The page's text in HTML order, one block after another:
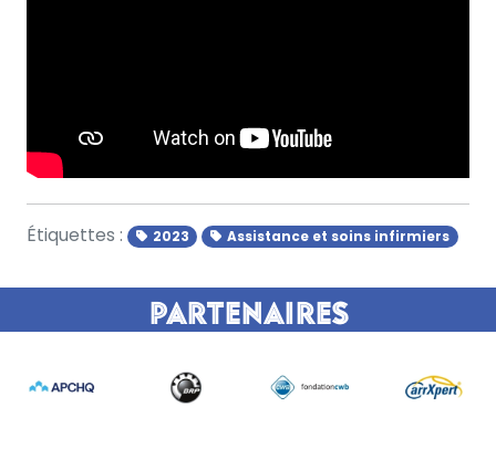
Étiquettes : 2023 Assistance et soins infirmiers
Partenaires